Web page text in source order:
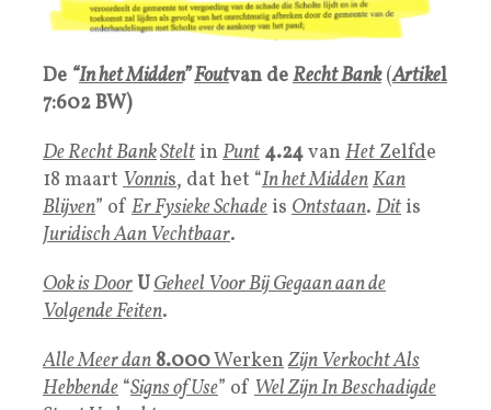
De “In het Midden”Foutvan deRecht Bank (Artikel
7:602 BW)
De Recht BankStelt in Punt 4.24van HetZelfde
18 maart Vonnis, dat het “In het MiddenKan
Blijven” of Er Fysieke Schade is Ontstaan. Dit is
Juridisch Aan Vechtbaar.
Ook is Door UGeheel Voor Bij Gegaan aan de
Volgende Feiten.
Alle Meer dan8.000WerkenZijn Verkocht Als
Hebbende “Signs of Use” of Wel Zijn In Beschadigde